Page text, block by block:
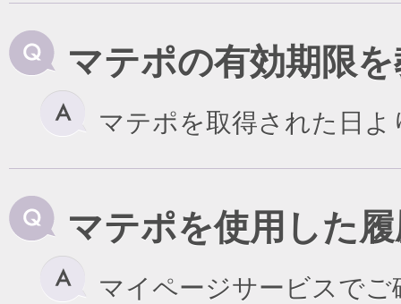
マテポの有効期限
マテポを取得された日
マテポを使用した
マイページサービスで